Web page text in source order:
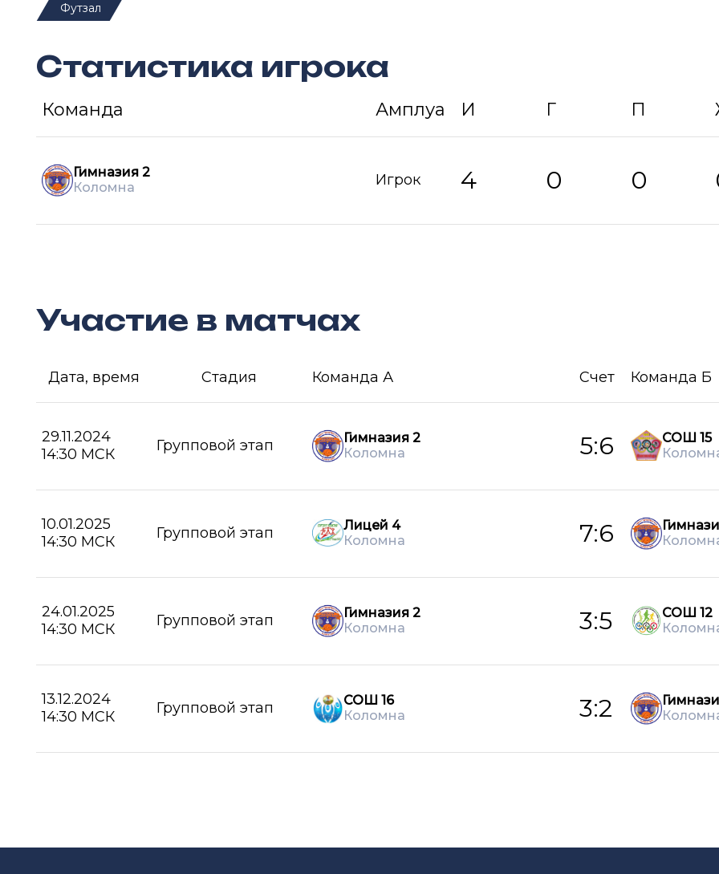
Футзал
Статистика игрока
Команда Амплуа И Г П
Гимназия 2
Коломна
Игрок 4 0 0
Участие в матчах
Дата, время Стадия Команда А Счет Команда Б
29.11.2024
14:30 МСК
Групповой этап
Гимназия 2
Коломна
5:6
СОШ 15
10.01.2025
14:30 МСК
Групповой этап
Лицей 4
Коломна
7:6
24.01.2025
14:30 МСК
Групповой этап
Гимназия 2
Коломна
3:5
СОШ 12
13.12.2024
14:30 МСК
Групповой этап
СОШ 16
Коломна
3:2